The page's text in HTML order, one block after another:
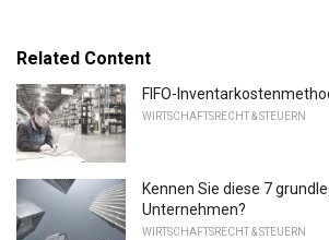
Related Content
FIFO-
WIRTSCHAFTSRECHT & STEUERN
Kennen Sie diese 7
Unternehmen?
WIRTSCHAFTSRECHT & STEUERN